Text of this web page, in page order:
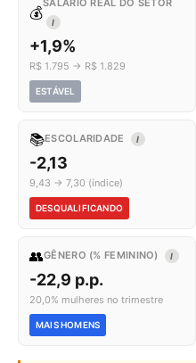
💰
SALÁRIO REAL DO SETOR
I
+1,9%
R$ 1.795 → R$ 1.829
ESTÁVEL
📚ESCOLARIDADE I
-2,13
9,43 → 7,30 (índice)
DESQUALIFICANDO
👥GÊNERO (% FEMININO) I
-22,9 p.p.
20,0% mulheres no trimestre
MAIS HOMENS